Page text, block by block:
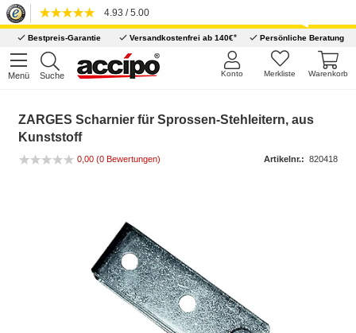
4.93 / 5.00
Bestpreis-Garantie Versandkostenfrei ab 140€* Persönliche Beratung
Menü Suche Warenkorb
Merkliste
Konto
ZARGES Scharnier für Sprossen-Stehleitern, aus
Kunststoff
0,00 (0 Bewertungen) Artikelnr.: 820418